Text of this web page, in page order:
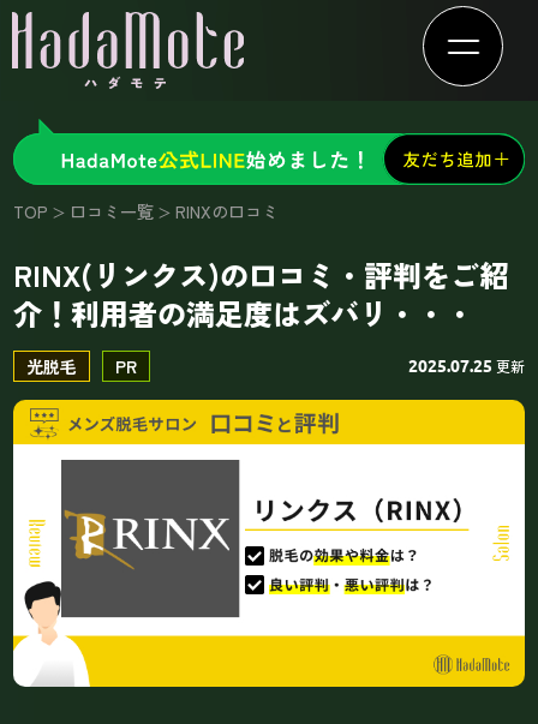
TOP 口コミ一覧 RINXの口コミ
RINX(リンクス)の口コミ・評判をご紹
介！利用者の満足度はズバリ・・・
光脱毛 PR 2025.07.25 更新